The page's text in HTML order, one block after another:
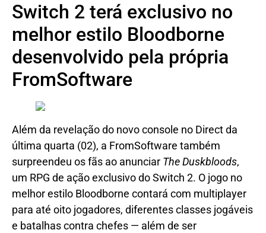
Switch 2 terá exclusivo no
melhor estilo Bloodborne
desenvolvido pela própria
FromSoftware
Além da revelação do novo console no Direct da
última quarta (02), a FromSoftware também
surpreendeu os fãs ao anunciar The Duskbloods,
um RPG de ação exclusivo do Switch 2. O jogo no
melhor estilo Bloodborne contará com multiplayer
para até oito jogadores, diferentes classes jogáveis
e batalhas contra chefes — além de ser